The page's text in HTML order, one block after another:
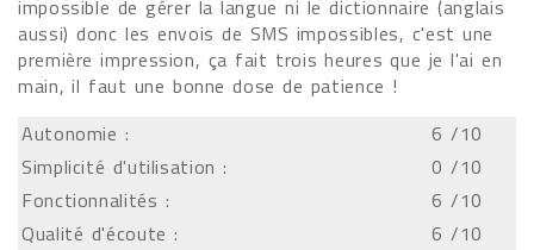
impossible de gérer la langue ni le dictionnaire (anglais
aussi) donc les envois de SMS impossibles, c'est une
première impression, ça fait trois heures que je l'ai en
main, il faut une bonne dose de patience !
Autonomie :
6 /10
Simplicité d'utilisation :
0 /10
Fonctionnalités :
6 /10
Qualité d'écoute :
6 /10